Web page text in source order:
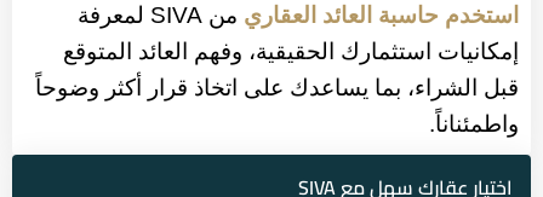
استخدم حاسبة العائد العقاري
واطمئناناً.
اختيار عقارك سهل مع SIVA